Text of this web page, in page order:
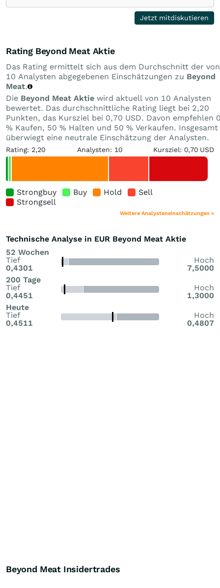
Jetzt mitdiskutieren
Rating Beyond Meat Aktie
Das Rating ermittelt sich aus dem Durchschnitt der von
10 Analysten abgegebenen Einschätzungen zu Beyond
Meat.
Die Beyond Meat Aktie wird aktuell von 10 Analysten
bewertet. Das durchschnittliche Rating liegt bei 2,20
Punkten, das Kursziel bei 0,70 USD. Davon empfehlen
% Kaufen, 50 % Halten und 50 % Verkaufen. Insgesamt
überwiegt eine neutrale Einschätzung der Analysten.
Rating: 2,20 Analysten: 10 Kursziel: 0,70 USD
Strongbuy Buy Hold
Sell
Strongsell
Weitere Analysteneinschätzungen »
Technische Analyse in EUR Beyond Meat Aktie
52 Wochen
Tief
0,4301
Hoch
7,5000
200 Tage
Tief
0,4451
Hoch
1,3000
Heute
Tief
0,4511
Hoch
0,4807
Beyond Meat Insidertrades